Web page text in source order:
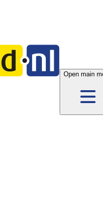
Open main